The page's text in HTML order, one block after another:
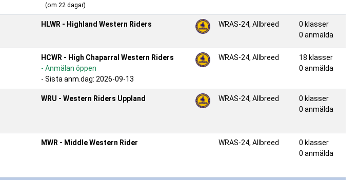
(om 22 dagar)
HLWR - Highland Western Riders WRAS-24, Allbreed
0 klasser
0 anmälda
HCWR - High Chaparral Western Riders
- Anmälan öppen
- Sista anm.dag: 2026-09-13
WRAS-24, Allbreed
18 klasser
0 anmälda
WRU - Western Riders Uppland WRAS-24, Allbreed
0 klasser
0 anmälda
MWR - Middle Western Rider WRAS-24, Allbreed
0 klasser
0 anmälda